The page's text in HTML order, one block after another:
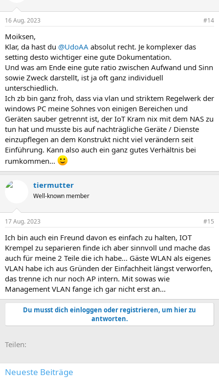
16 Aug. 2023 #14
Moiksen,
Klar, da hast du @UdoAA absolut recht. Je komplexer das
setting desto wichtiger eine gute Dokumentation.
Und was am Ende eine gute ratio zwischen Aufwand und Sinn
sowie Zweck darstellt, ist ja oft ganz individuell
unterschiedlich.
Ich zb bin ganz froh, dass via vlan und striktem Regelwerk der
windows PC meine Sohnes von einigen Bereichen und
Geräten sauber getrennt ist, der IoT Kram nix mit dem NAS zu
tun hat und musste bis auf nachträgliche Geräte / Dienste
einzupflegen an dem Konstrukt nicht viel verändern seit
Einführung. Kann also auch ein ganz gutes Verhältnis bei
rumkommen...
tiermutter
Well-known member
17 Aug. 2023 #15
Ich bin auch ein Freund davon es einfach zu halten, IOT
Krempel zu separieren finde ich aber sinnvoll und mache das
auch für meine 2 Teile die ich habe... Gäste WLAN als eigenes
VLAN habe ich aus Gründen der Einfachheit längst verworfen,
das trenne ich nur noch AP intern. Mit sowas wie
Management VLAN fange ich gar nicht erst an...
Du musst dich einloggen oder registrieren, um hier zu
antworten.
Teilen:
Neueste Beiträge